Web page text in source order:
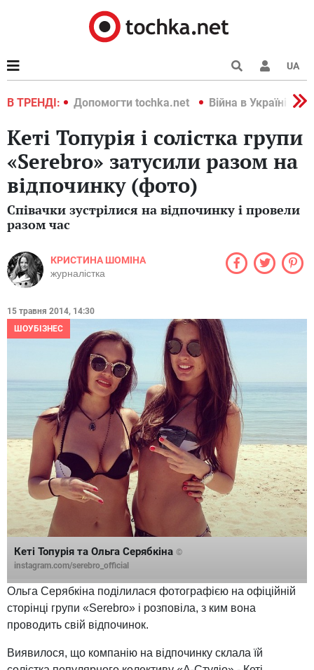
UA
В ТРЕНДІ:
2022 Допомогти tochka.net Війна в Україні 2022
Кеті Топурія і солістка групи
«Serebro» затусили разом на
відпочинку (фото)
Співачки зустрілися на відпочинку і провели
разом час
КРИСТИНА ШОМІНА
журналістка
15 травня 2014, 14:30
ШОУБІЗНЕС
Кеті Топурія та Ольга Серябкіна ©
instagram.com/serebro_official
Ольга Серябкіна поділилася фотографією на офіційній
сторінці групи «Serebro» і розповіла, з ким вона
проводить свій відпочинок.
Виявилося, що компанію на відпочинку склала їй